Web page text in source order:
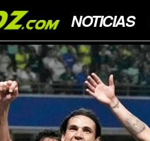
NOTICIAS